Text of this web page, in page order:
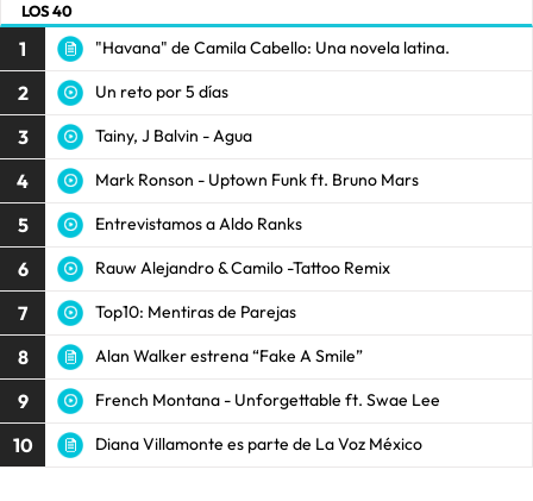
LOS 40
1 "Havana" de Camila Cabello: Una novela latina.
2 Un reto por 5 días
3 Tainy, J Balvin - Agua
4 Mark Ronson - Uptown Funk ft. Bruno Mars
5 Entrevistamos a Aldo Ranks
6 Rauw Alejandro & Camilo -Tattoo Remix
7 Top10: Mentiras de Parejas
8 Alan Walker estrena “Fake A Smile”
9 French Montana - Unforgettable ft. Swae Lee
10 Diana Villamonte es parte de La Voz México